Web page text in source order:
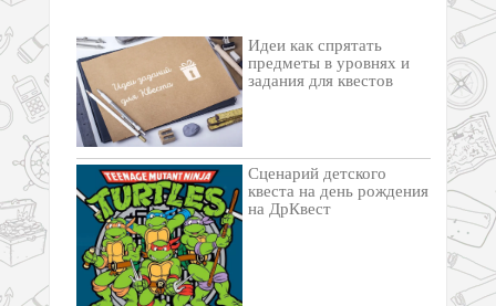
Идеи как спрятать
предметы в уровнях и
задания для квестов
Сценарий детского
квеста на день рождения
на ДрКвест